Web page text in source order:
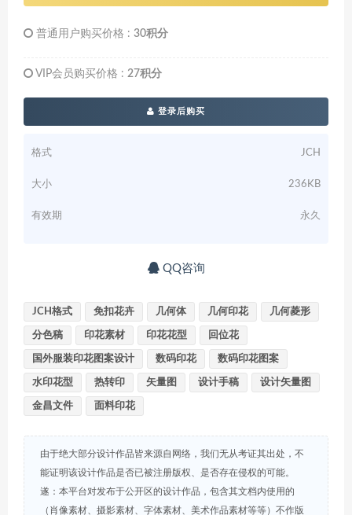
普通用户购买价格 : 30积分
VIP会员购买价格 : 27积分
登录后购买
格式 JCH
大小 236KB
有效期 永久
QQ咨询
JCH格式 免扣花卉 几何体 几何印花 几何菱形
分色稿 印花素材 印花花型 回位花
国外服装印花图案设计 数码印花 数码印花图案
水印花型 热转印 矢量图 设计手稿 设计矢量图
金昌文件 面料印花
由于绝大部分设计作品皆来源自网络，我们无从考证其出处，不
能证明该设计作品是否已被注册版权、是否存在侵权的可能。
遂：本平台对发布于公开区的设计作品，包含其文档内使用的
（肖像素材、摄影素材、字体素材、美术作品素材等等）不作版